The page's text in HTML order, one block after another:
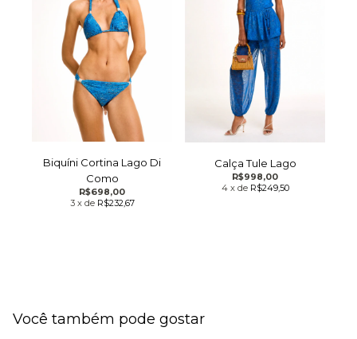
Biquíni Cortina Lago Di
Como
R$698,00
3 x de R$232,67
Calça Tule Lago
R$998,00
4 x de R$249,50
Você também pode gostar